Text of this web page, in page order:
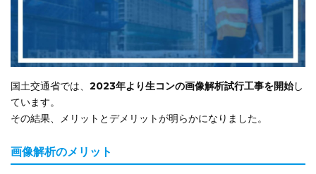
国土交通省では、 2023年より生コンの画像解析試行工事を開始し
ています。
その結果、メリットとデメリットが明らかになりました。
画像解析のメリット